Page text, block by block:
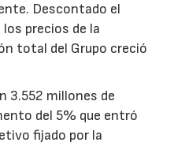
Descontado el
precios de la
total del Grupo creció
3.552 millones de
del 5% que entró
fijado por la